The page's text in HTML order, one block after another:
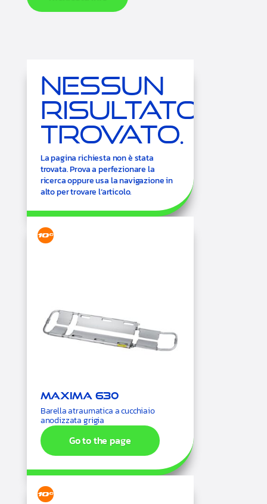
Nessun
Risultato
Trovato.
La pagina richiesta non è stata
trovata. Prova a perfezionare la
ricerca oppure usa la navigazione in
alto per trovare l’articolo.
Maxima 630
Barella atraumatica a cucchiaio
anodizzata grigia
Go to the page